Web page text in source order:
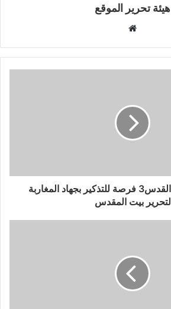
هيئة تحرير الموقع
ذ.الرياحي:ملتقى القدس3 فرصة للتذكير بجهاد المغاربة
لتحرير بيت المقدس